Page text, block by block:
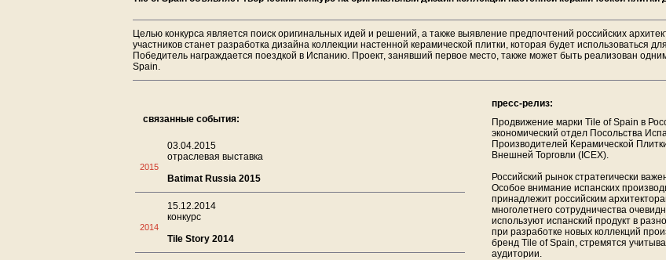
Целью конкурса является поиск оригинальных идей и решений, а также выявление предпочтений российских
участников станет разработка дизайна коллекции настенной керамической плитки, которая будет использоваться
Победитель награждается поездкой в Испанию. Проект, занявший первое место, также может быть реализован
Spain.
связанные события:
2015
03.04.2015
отраслевая выставка
Batimat Russia 2015
2014
15.12.2014
конкурс
Tile Story 2014
пресс-релиз:
Продвижение марки Tile of Spain в
экономический отдел Посольства
Производителей Керамической
Внешней Торговли (ICEX).
Российский рынок стратегически
Особое внимание испанских
принадлежит российским
многолетнего сотрудничества
используют испанский продукт в
при разработке новых коллекций
бренд Tile of Spain, стремятся
аудитории.